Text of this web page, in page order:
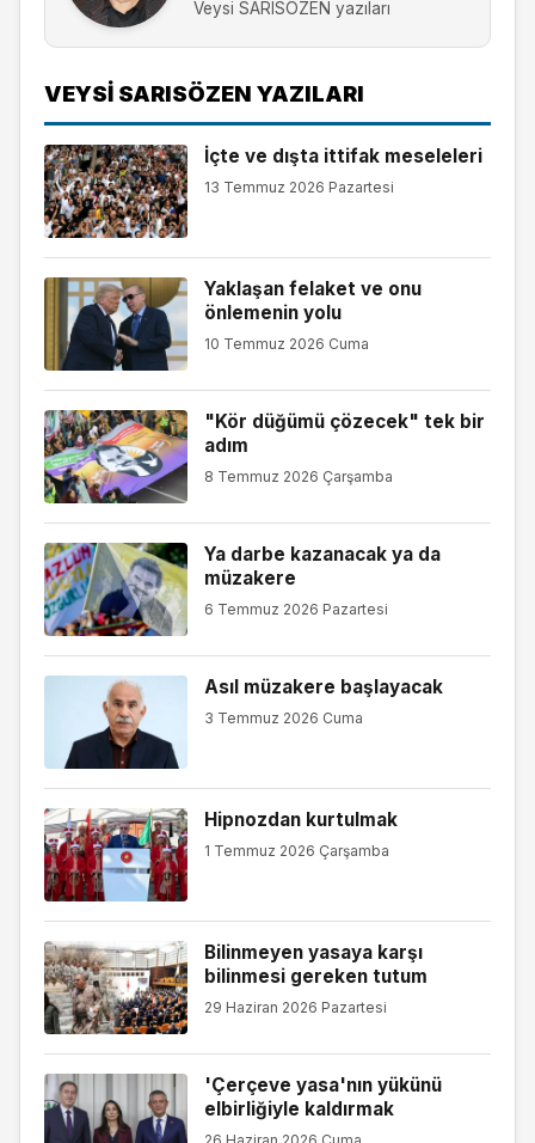
Veysi SARISÖZEN yazıları
VEYSI SARISÖZEN YAZILARI
İçte ve dışta ittifak meseleleri
13 Temmuz 2026 Pazartesi
Yaklaşan felaket ve onu
önlemenin yolu
10 Temmuz 2026 Cuma
"Kör düğümü çözecek" tek bir
adım
8 Temmuz 2026 Çarşamba
Ya darbe kazanacak ya da
müzakere
6 Temmuz 2026 Pazartesi
Asıl müzakere başlayacak
3 Temmuz 2026 Cuma
Hipnozdan kurtulmak
1 Temmuz 2026 Çarşamba
Bilinmeyen yasaya karşı
bilinmesi gereken tutum
29 Haziran 2026 Pazartesi
'Çerçeve yasa'nın yükünü
elbirliğiyle kaldırmak